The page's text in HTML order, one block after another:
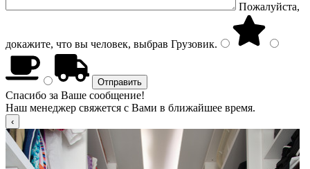
Пожалуйста,
докажите, что вы человек, выбрав Грузовик.
Спасибо за Ваше сообщение!
Наш менеджер свяжется с Вами в ближайшее время.